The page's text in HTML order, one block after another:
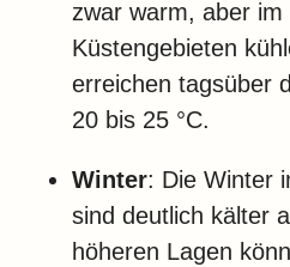
zwar warm, aber im
Küstengebieten
erreichen tagsüber
20 bis 25 °C.
Winter: Die Winter
sind deutlich kälter
höheren Lagen